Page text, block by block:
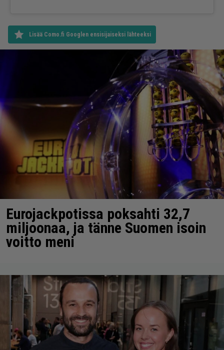
Lisää Como.fi Googlen ensisijaiseksi lähteeksi
Eurojackpotissa poksahti 32,7
miljoonaa, ja tänne Suomen isoin
voitto meni